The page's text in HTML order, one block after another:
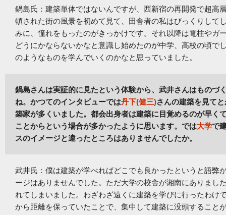
鍋島氏：建築単体ではないんですが、西新宿の再開発で超高
頓された街の風景を初めて見て、田舎者の私はびっくりして
みに、憧れをもったのがきっかけです。それ以降は電柱やガ
どうにかならないかなと意識し始めたのが中学、高校の頃で
のようなものを学んでいくのかなと思っていました。
鍋島さんは実証的に見たという体験から、武井さんはものづ
ね。かつてのインタビューでは丹下(健三)さんの建築を見て
築家が多くいました。都会出身者は建築に目覚めるのが早く
ことからという場合が多かったように思います。では大学で
スのイメージと違ったところはありませんでしたか。
武井氏：僕は建築が学べればどこでも良かったというと語弊
ージはありませんでした。ただ大学の校舎が湘南にありまし
れてしまいました。わざわざ遠くに建築を学びに行ったわけ
から距離を保っていたことで、集中して建築に没頭すること